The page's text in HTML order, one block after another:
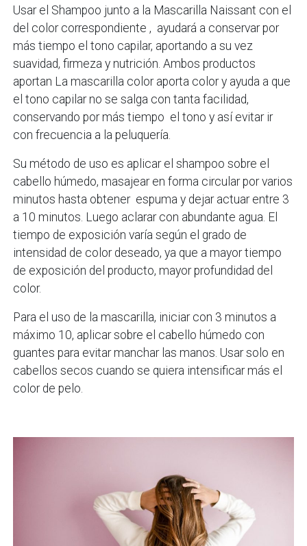
Usar el Shampoo junto a la Mascarilla Naissant con el
del color correspondiente , ayudará a conservar por
más tiempo el tono capilar, aportando a su vez
suavidad, firmeza y nutrición. Ambos productos
aportan La mascarilla color aporta color y ayuda a que
el tono capilar no se salga con tanta facilidad,
conservando por más tiempo el tono y así evitar ir
con frecuencia a la peluquería.
Su método de uso es aplicar el shampoo sobre el
cabello húmedo, masajear en forma circular por varios
minutos hasta obtener espuma y dejar actuar entre 3
a 10 minutos. Luego aclarar con abundante agua. El
tiempo de exposición varía según el grado de
intensidad de color deseado, ya que a mayor tiempo
de exposición del producto, mayor profundidad del
color.
Para el uso de la mascarilla, iniciar con 3 minutos a
máximo 10, aplicar sobre el cabello húmedo con
guantes para evitar manchar las manos. Usar solo en
cabellos secos cuando se quiera intensificar más el
color de pelo.